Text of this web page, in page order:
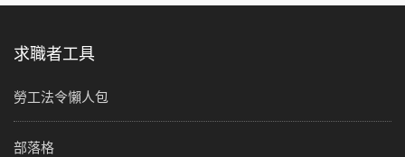
求職者工具
勞工法令懶人包
部落格